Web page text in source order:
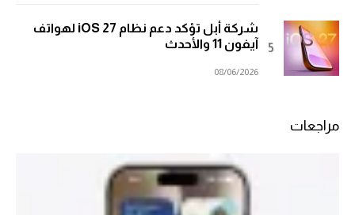
شركة أبل تؤكد دعم نظام iOS 27 لهواتف
آيفون 11 والأحدث
08/06/2026
مراجعات